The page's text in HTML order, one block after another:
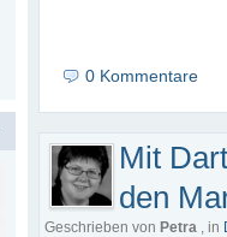
0 Kommentare
Mit
den
Geschrieben von Petra , in